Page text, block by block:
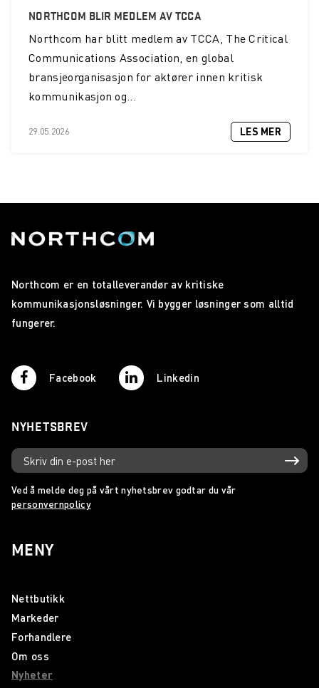
NORTHCOM BLIR MEDLEM AV TCCA
Northcom har blitt medlem av TCCA, The Critical
Communications Association, en global
bransjeorganisasjon for aktører innen kritisk
kommunikasjon og...
29.05.2026 LES MER
Northcom er en totalleverandør av kritiske
kommunikasjonsløsninger. Vi bygger løsninger som alltid
fungerer.
Facebook Linkedin
NYHETSBREV
Ved å melde deg på vårt nyhetsbrev godtar du vår
personvernpolicy
MENY
Nettbutikk
Markeder
Forhandlere
Om oss
Nyheter